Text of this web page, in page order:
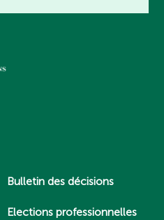
Bulletin des décisions
Elections professionnelles